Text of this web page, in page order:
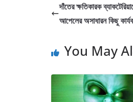
দাঁতের ক্ষতিকারক
আপেলের অসাধারন কিছু
You May